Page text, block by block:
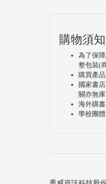
購物須知
為了保
整包裝(
購買產
國家書
關亦無
海外購
學校團